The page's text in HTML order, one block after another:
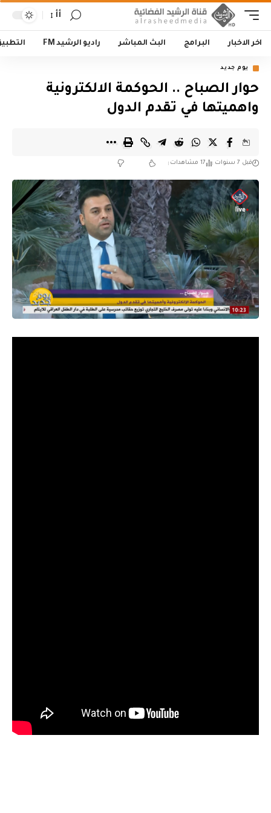
أأ
اخر الاخبار البرامج البث المباشر راديو الرشيد FM
يوم جديد
حوار الصباح .. الحوكمة الالكترونية
واهميتها في تقدم الدول
قبل 7 سنوات 17 مشاهدات